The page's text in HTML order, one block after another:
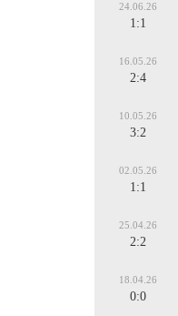
24.06.26
1:1
16.05.26
2:4
10.05.26
3:2
02.05.26
1:1
25.04.26
2:2
18.04.26
0:0